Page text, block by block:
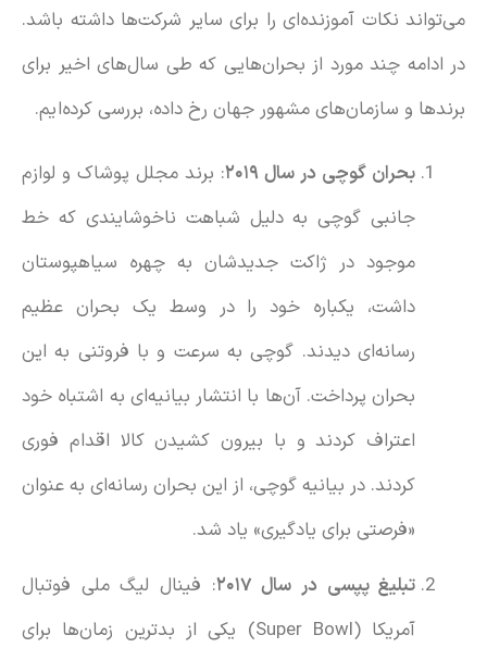
می‌تواند نکات آموزنده‌ای را برای سایر شرکت‌ها داشته باشد.
در ادامه چند مورد از بحران‌هایی که طی سال‌های اخیر برای
برندها و سازمان‌های مشهور جهان رخ داده‌، بررسی کرده‌ایم.
بحران گوچی در سال ۲۰۱۹
: برند مجلل پوشاک و لوازم
جانبی گوچی به دلیل شباهت ناخوشایندی که خط
موجود در ژاکت جدیدشان به چهره سیاهپوستان
داشت، یکباره خود را در وسط یک بحران عظیم
رسانه‌ای دیدند. گوچی به سرعت و با فروتنی به این
بحران پرداخت. آن‌ها با انتشار بیانیه‌ای به اشتباه خود
اعتراف کردند و با بیرون کشیدن کالا اقدام فوری
کردند. در بیانیه گوچی، از این بحران رسانه‌ای به عنوان
«فرصتی برای یادگیری» یاد شد.
تبلیغ پپسی در سال ۲۰۱۷
: فینال لیگ ملی فوتبال
آمریکا (Super Bowl) یکی از بدترین زمان‌ها برای